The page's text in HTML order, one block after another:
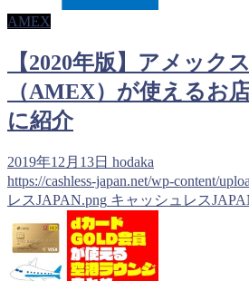
AMEX
【2020年版】アメック
（AMEX）が使えるお
に紹介
2019年12月13日 hodaka
https://cashless-japan.net/wp-content/
レスJAPAN.png キャッシュレス